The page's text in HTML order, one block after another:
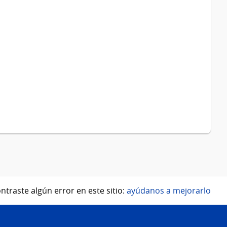
algún error en este sitio: ayúdanos a mejorarlo